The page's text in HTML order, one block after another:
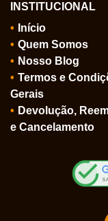
INSTITUCIONAL
Início
Quem Somos
Nosso Blog
Termos e
Gerais
Devolução,
e Cancelamento